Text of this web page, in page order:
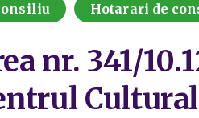
Hotarari de
nr. 341/